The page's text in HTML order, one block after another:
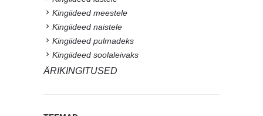
Kingiideed meestele
Kingiideed naistele
Kingiideed pulmadeks
Kingiideed soolaleivaks
ÄRIKINGITUSED